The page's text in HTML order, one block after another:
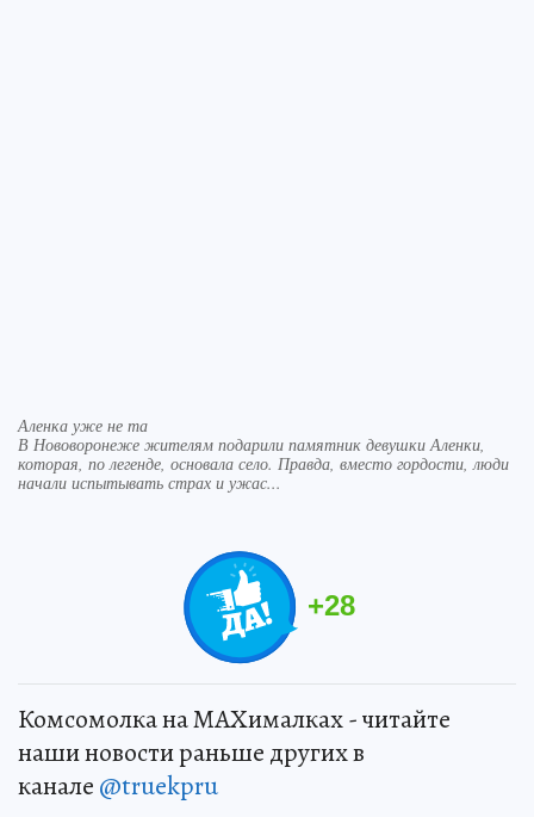
Аленка уже не та
В Нововоронеже жителям подарили памятник девушки Аленки,
которая, по легенде, основала село. Правда, вместо гордости, люди
начали испытывать страх и ужас...
+28
Комсомолка на MAXималках - читайте
наши новости раньше других в
канале @truekpru